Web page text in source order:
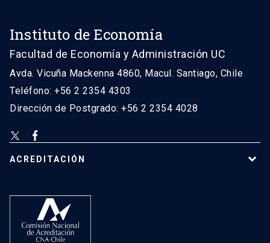
Instituto de Economía
Facultad de Economía y Administración UC
Avda. Vicuña Mackenna 4860, Macul. Santiago, Chile
Teléfono: +56 2 2354 4303
Dirección de Postgrado: +56 2 2354 4028
ACREDITACIÓN